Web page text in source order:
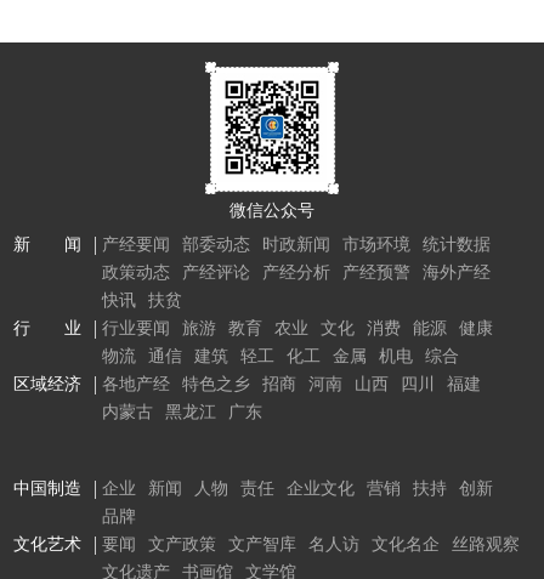
微信公众号
新 闻
产经要闻 部委动态 时政新闻 市场环境
统计数据
政策动态
产经评论 产经分析 产经预警
海外产经
快讯
扶贫
行 业
行业要闻 旅游 教育 农业 文化 消费 能源
健康
物流
通信 建筑 轻工 化工 金属 机电
综合
区域经济
各地产经 特色之乡 招商 河南 山西 四川
福建
内蒙古
黑龙江 广东
中国制造 企业 新闻 人物 责任 企业文化 营销 扶持
创新
品牌
文化艺术
要闻 文产政策 文产智库 名人访 文化名企
丝路观察
文化遗产
书画馆 文学馆